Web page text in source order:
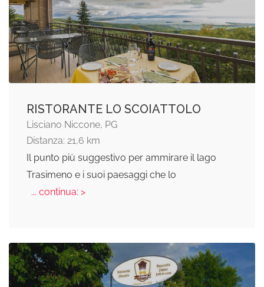
RISTORANTE LO SCOIATTOLO
Lisciano Niccone, PG
Distanza: 21,6 km
Il punto più suggestivo per ammirare il lago
Trasimeno e i suoi paesaggi che lo
... continua: >